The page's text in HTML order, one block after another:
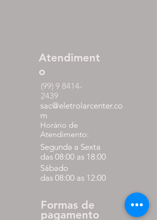
Atendiment
o
(99) 9 8414-
2439
sac@eletrolarcenter.co
m
Horário de
Atendimento:
Segunda a Sexta
das 08:00 as 18:00
Sábado
das 08:00 as 12:00
Formas de
pagamento